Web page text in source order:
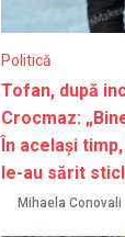
Politică
Tofan, după
Crocmaz:
În același
le-au sărit
Mihaela Conovali